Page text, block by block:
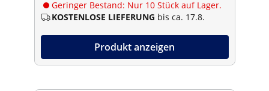
Geringer Bestand: Nur 10 Stück auf Lager.
KOSTENLOSE LIEFERUNG bis ca. 17.8.
Produkt anzeigen